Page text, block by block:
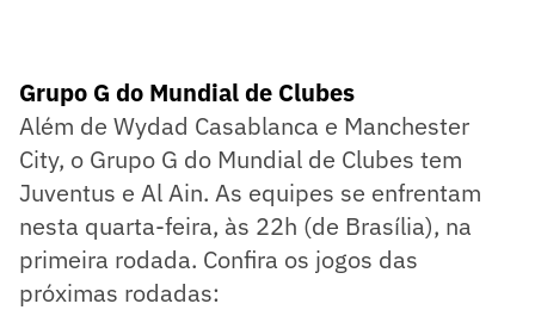
Grupo G do Mundial de Clubes
Além de Wydad Casablanca e Manchester
City, o Grupo G do Mundial de Clubes tem
Juventus e Al Ain. As equipes se enfrentam
nesta quarta-feira, às 22h (de Brasília), na
primeira rodada. Confira os jogos das
próximas rodadas: